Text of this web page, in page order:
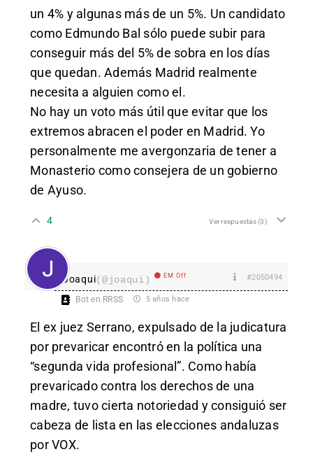
un 4% y algunas más de un 5%. Un candidato
como Edmundo Bal sólo puede subir para
conseguir más del 5% de sobra en los días
que quedan. Además Madrid realmente
necesita a alguien como el.
No hay un voto más útil que evitar que los
extremos abracen el poder en Madrid. Yo
personalmente me avergonzaria de tener a
Monasterio como consejera de un gobierno
de Ayuso.
4 Ver respuestas(3)
Joaqui(@joaqui) EM Off #2050494
Bot en RRSS 5 años hace
El ex juez Serrano, expulsado de la judicatura
por prevaricar encontró en la política una
“segunda vida profesional”. Como había
prevaricado contra los derechos de una
madre, tuvo cierta notoriedad y consiguió ser
cabeza de lista en las elecciones andaluzas
por VOX.